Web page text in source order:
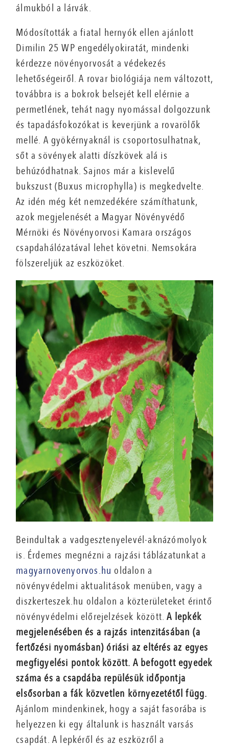
álmukból a lárvák.
Módosították a fiatal hernyók ellen ajánlott
Dimilin 25 WP engedélyokiratát, mindenki
kérdezze növényorvosát a védekezés
lehetőségeiről. A rovar biológiája nem változott,
továbbra is a bokrok belsejét kell elérnie a
permetlének, tehát nagy nyomással dolgozzunk
és tapadásfokozókat is keverjünk a rovarölők
mellé. A gyökérnyaknál is csoportosulhatnak,
sőt a sövények alatti díszkövek alá is
behúzódhatnak. Sajnos már a kislevelű
bukszust (Buxus microphylla) is megkedvelte.
Az idén még két nemzedékére számíthatunk,
azok megjelenését a Magyar Növényvédő
Mérnöki és Növényorvosi Kamara országos
csapdahálózatával lehet követni. Nemsokára
fölszereljük az eszközöket.
Beindultak a vadgesztenyelevél-aknázómolyok
is. Érdemes megnézni a rajzási táblázatunkat a
magyarnovenyorvos.hu oldalon a
növényvédelmi aktualitások menüben, vagy a
diszkerteszek.hu oldalon a közterületeket érintő
növényvédelmi előrejelzések között.A lepkék
megjelenésében és a rajzás intenzitásában (a
fertőzési nyomásban) óriási az eltérés az egyes
megfigyelési pontok között. A befogott egyedek
száma és a csapdába repülésük időpontja
elsősorban a fák közvetlen környezetétől függ.
Ajánlom mindenkinek, hogy a saját fasorába is
helyezzen ki egy általunk is használt varsás
csapdát. A lepkéről és az eszközről a